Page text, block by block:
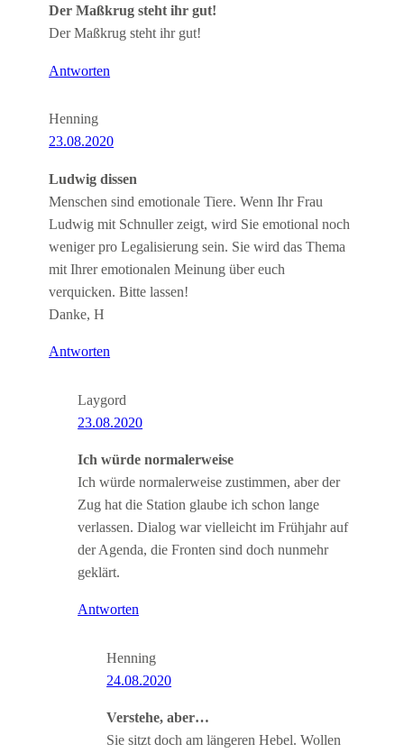
Der Maßkrug steht ihr gut!
Der Maßkrug steht ihr gut!
Antworten
Henning
23.08.2020
Ludwig dissen
Menschen sind emotionale Tiere. Wenn Ihr Frau
Ludwig mit Schnuller zeigt, wird Sie emotional noch
weniger pro Legalisierung sein. Sie wird das Thema
mit Ihrer emotionalen Meinung über euch
verquicken. Bitte lassen!
Danke, H
Antworten
Laygord
23.08.2020
Ich würde normalerweise
Ich würde normalerweise zustimmen, aber der
Zug hat die Station glaube ich schon lange
verlassen. Dialog war vielleicht im Frühjahr auf
der Agenda, die Fronten sind doch nunmehr
geklärt.
Antworten
Henning
24.08.2020
Verstehe, aber…
Sie sitzt doch am längeren Hebel. Wollen